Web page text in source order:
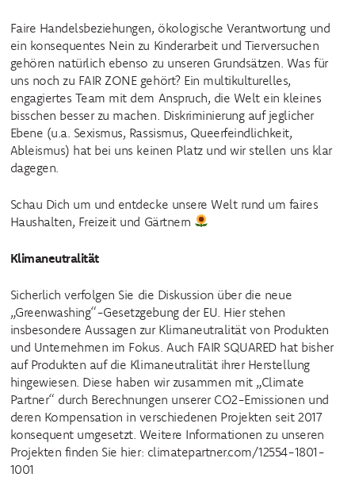
Faire Handelsbeziehungen, ökologische Verantwortung und
ein konsequentes Nein zu Kinderarbeit und Tierversuchen
gehören natürlich ebenso zu unseren Grundsätzen. Was für
uns noch zu FAIR ZONE gehört? Ein multikulturelles,
engagiertes Team mit dem Anspruch, die Welt ein kleines
bisschen besser zu machen. Diskriminierung auf jeglicher
Ebene (u.a. Sexismus, Rassismus, Queerfeindlichkeit,
Ableismus) hat bei uns keinen Platz und wir stellen uns klar
dagegen.
Schau Dich um und entdecke unsere Welt rund um faires
Haushalten, Freizeit und Gärtnern
Klimaneutralität
Sicherlich verfolgen Sie die Diskussion über die neue
„Greenwashing“-Gesetzgebung der EU. Hier stehen
insbesondere Aussagen zur Klimaneutralität von Produkten
und Unternehmen im Fokus. Auch FAIR SQUARED hat bisher
auf Produkten auf die Klimaneutralität ihrer Herstellung
hingewiesen. Diese haben wir zusammen mit „Climate
Partner“ durch Berechnungen unserer CO2-Emissionen und
deren Kompensation in verschiedenen Projekten seit 2017
konsequent umgesetzt. Weitere Informationen zu unseren
Projekten finden Sie hier: climatepartner.com/12554-1801-
1001